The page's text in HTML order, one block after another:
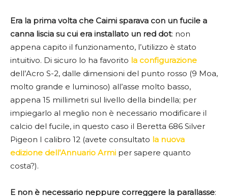
Era la prima volta che Caimi sparava con un fucile a
canna liscia su cui era installato un red dot: non
appena capito il funzionamento, l’utilizzo è stato
intuitivo. Di sicuro lo ha favorito la configurazione
dell’Acro S-2, dalle dimensioni del punto rosso (9 Moa,
molto grande e luminoso) all’asse molto basso,
appena 15 millimetri sul livello della bindella; per
impiegarlo al meglio non è necessario modificare il
calcio del fucile, in questo caso il Beretta 686 Silver
Pigeon I calibro 12 (avete consultato la nuova
edizione dell’Annuario Armi per sapere quanto
costa?).
E non è necessario neppure correggere la parallasse: